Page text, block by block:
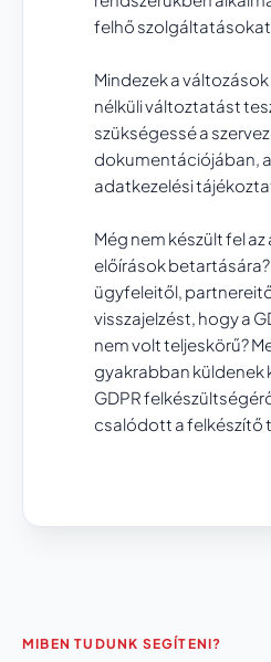
felhő
Mindezek a
nélküli változtatást
szükségessé a
dokumentációjában,
adatkezelési
Még nem készült fel
előírások
ügyfeleitől,
visszajelzést, hogy a
nem volt teljeskörű?
gyakrabban küldenek
GDPR
csalódott a felkészítő
MIBEN TUDUNK SEGÍTENI?